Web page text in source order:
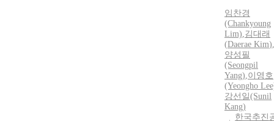
임찬경
(Chankyoung
Lim),김대래
(Daerae Kim),
양성필
(Seongpil
Yang),이영호
(Yeongho
강선일(Sunil
Kang)
한국추진